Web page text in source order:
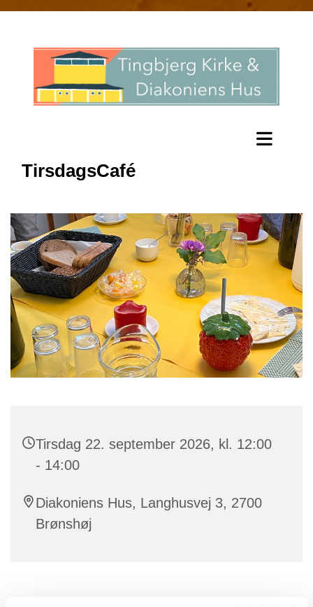
TirsdagsCafé
Tirsdag 22. september 2026, kl. 12:00
- 14:00
Diakoniens Hus, Langhusvej 3, 2700
Brønshøj